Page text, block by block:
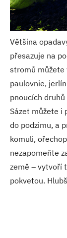
Většina
přesazuje na
stromů můžete
paulovnie,
pnoucích
Sázet můžete i
do podzimu, a
komuli,
nezapomeňte
země – vytvoří
pokvetou.